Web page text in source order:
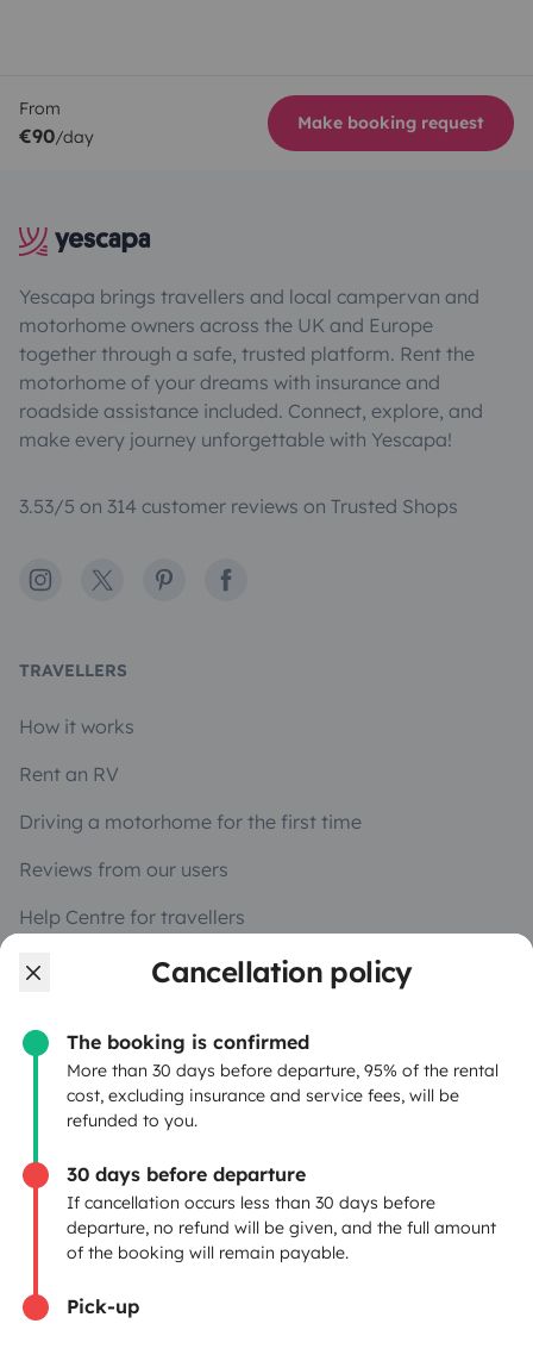
Cancellation policy
The booking is confirmed
More than 30 days before departure, 95% of the rental
cost, excluding insurance and service fees, will be
refunded to you.
30 days before departure
If cancellation occurs less than 30 days before
departure, no refund will be given, and the full amount
of the booking will remain payable.
Pick-up
From
€90/day
Make booking request
Yescapa brings travellers and local campervan and
motorhome owners across the UK and Europe
together through a safe, trusted platform. Rent the
motorhome of your dreams with insurance and
roadside assistance included. Connect, explore, and
make every journey unforgettable with Yescapa!
3.53/5 on 314 customer reviews on Trusted Shops
Instagram
X PinterestFacebook
TRAVELLERS
How it works
Rent an RV
Driving a motorhome for the first time
Reviews from our users
Help Centre for travellers
Create a listing
Rental contract
Insurance for hiring out
Breakdown assistance
Help Centre for owners